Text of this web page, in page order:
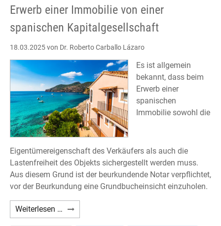
Erwerb einer Immobilie von einer
spanischen Kapitalgesellschaft
18.03.2025von Dr. Roberto Carballo Lázaro
Es ist allgemein
bekannt, dass beim
Erwerb einer
spanischen
Immobilie sowohl die
Eigentümereigenschaft des Verkäufers als auch die
Lastenfreiheit des Objekts sichergestellt werden muss.
Aus diesem Grund ist der beurkundende Notar verpflichtet,
vor der Beurkundung eine Grundbucheinsicht einzuholen.
Weiterlesen … Erwerb
einer